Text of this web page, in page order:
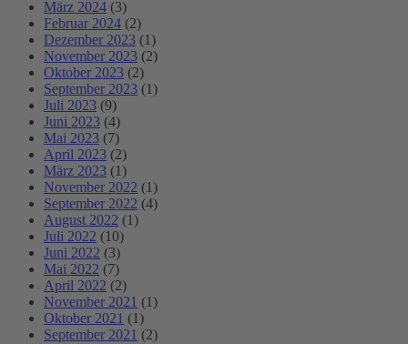
März 2024 (3)
Februar 2024 (2)
Dezember 2023 (1)
November 2023 (2)
Oktober 2023 (2)
September 2023 (1)
Juli 2023 (9)
Juni 2023 (4)
Mai 2023 (7)
April 2023 (2)
März 2023 (1)
November 2022 (1)
September 2022 (4)
August 2022 (1)
Juli 2022 (10)
Juni 2022 (3)
Mai 2022 (7)
April 2022 (2)
November 2021 (1)
Oktober 2021 (1)
September 2021 (2)